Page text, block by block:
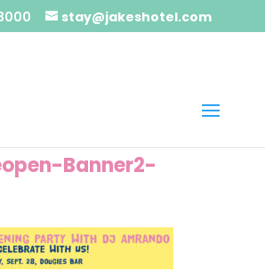
stay@jakeshotel.com
Banner2-